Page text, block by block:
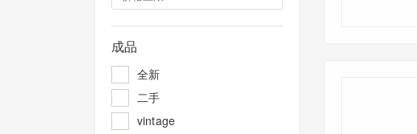
成品
全新
二手
vintage